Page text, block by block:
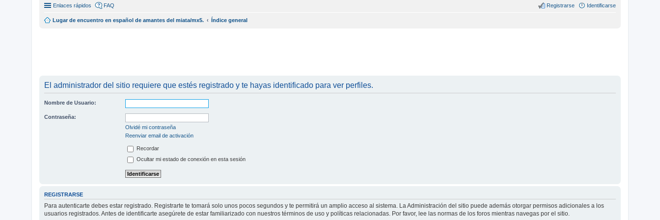
Enlaces rápidos FAQ Identificarse
Registrarse
Lugar de encuentro en español de amantes del miata/mx5. Índice general
El administrador del sitio requiere que estés registrado y te hayas identificado para ver perfiles.
Nombre de Usuario:
Contraseña:
Olvidé mi contraseña
Reenviar email de activación
Recordar
Ocultar mi estado de conexión en esta sesión
REGISTRARSE
Para autenticarte debes estar registrado. Registrarte te tomará solo unos pocos segundos y te permitirá un amplio acceso al sistema. La Administración del sitio puede además otorgar permisos adicionales a los
usuarios registrados. Antes de identificarte asegúrete de estar familiarizado con nuestros términos de uso y políticas relacionadas. Por favor, lee las normas de los foros mientras navegas por el sitio.